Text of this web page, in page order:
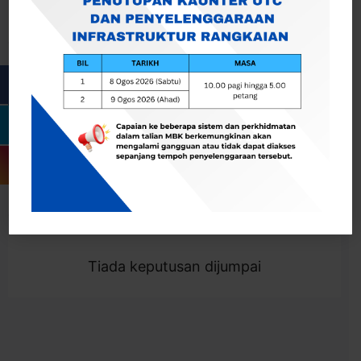
Togol Penapis
Showing 0 result
Tiada keputusan dijumpai